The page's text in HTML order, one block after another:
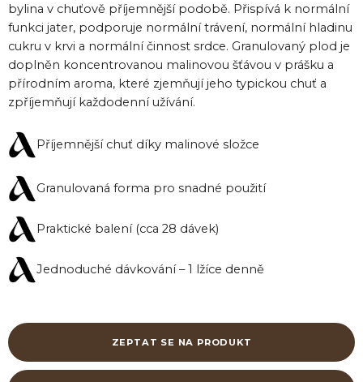
bylina v chuťově příjemnější podobě. Přispívá k normální
funkci jater, podporuje normální trávení, normální hladinu
cukru v krvi a normální činnost srdce. Granulovaný plod je
doplněn koncentrovanou malinovou šťávou v prášku a
přírodním aroma, které zjemňují jeho typickou chuť a
zpříjemňují každodenní užívání.
Příjemnější chuť díky malinové složce
Granulovaná forma pro snadné použití
Praktické balení (cca 28 dávek)
Jednoduché dávkování – 1 lžíce denně
ZEPTAT SE NA PRODUKT